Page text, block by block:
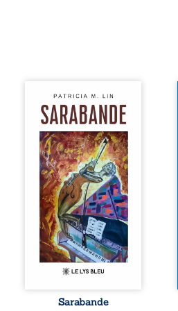
Aux chants
crépitants de l’été,
Sous le silence
ouaté de la neige
en hiver, Au cours
de nuits pâles,
Dans la clarté
bienveillante de la
lune, Rêves,
pensées, révoltes
et espoirs… Des
mots s’assemblent,
colorés, rebelles
aux règles de la
poésie, mais
chantant en
forment une
sarabande,
Sarabande